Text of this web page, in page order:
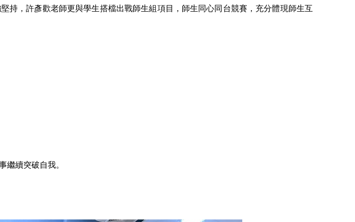
持，許彥歡老師更與學生搭檔出戰師生組項目，師生同心同台競賽，充分體現師生互
續突破自我。